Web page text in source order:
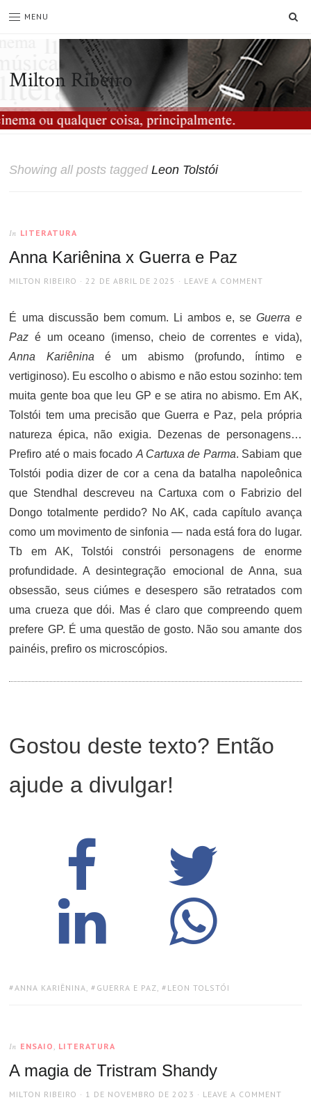
MENU
Milton Ribeiro
Showing all posts taggedLeon Tolstói
In LITERATURA
Anna Kariênina x Guerra e Paz
AUTHOR
MILTON RIBEIRO
POSTED
22 DE ABRIL DE 2025 LEAVE A COMMENT
É uma discussão bem comum. Li ambos e, seGuerra e
Paz é um oceano (imenso, cheio de correntes e vida),
Anna Kariênina é um abismo (profundo, íntimo e
vertiginoso). Eu escolho o abismo e não estou sozinho: tem
muita gente boa que leu GP e se atira no abismo. Em AK,
Tolstói tem uma precisão que Guerra e Paz, pela própria
natureza épica, não exigia. Dezenas de personagens…
Prefiro até o mais focado A Cartuxa de Parma. Sabiam que
Tolstói podia dizer de cor a cena da batalha napoleônica
que Stendhal descreveu na Cartuxa com o Fabrizio del
Dongo totalmente perdido? No AK, cada capítulo avança
como um movimento de sinfonia — nada está fora do lugar.
Tb em AK, Tolstói constrói personagens de enorme
profundidade. A desintegração emocional de Anna, sua
obsessão, seus ciúmes e desespero são retratados com
uma crueza que dói. Mas é claro que compreendo quem
prefere GP. É uma questão de gosto. Não sou amante dos
painéis, prefiro os microscópios.
Gostou deste texto? Então
ajude a divulgar!
TAGS:
ANNA KARIÊNINA, GUERRA E PAZ, LEON TOLSTÓI
In ENSAIO , LITERATURA
A magia de Tristram Shandy
AUTHOR
MILTON RIBEIRO
POSTED
1 DE NOVEMBRO DE 2023 LEAVE A COMMENT